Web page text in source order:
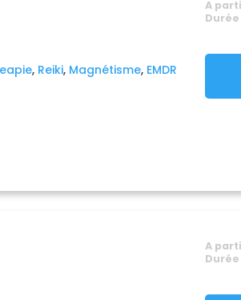
Reiki Magnétisme EMDR
A
A